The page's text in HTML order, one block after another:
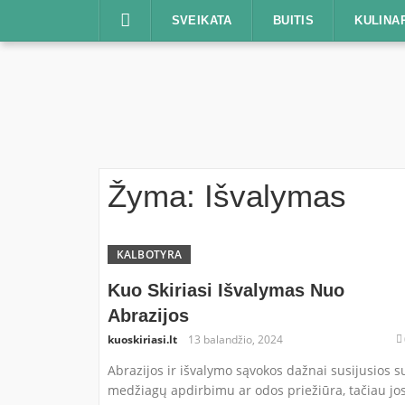
SVEIKATA BUITIS
Žyma: Išvalymas
KALBOTYRA
Kuo Skiriasi Išvalymas Nuo
Abrazijos
kuoskiriasi.lt 13 balandžio, 2024
Abrazijos ir išvalymo sąvokos dažnai susijusios
medžiagų apdirbimu ar odos priežiūra, tačiau jos